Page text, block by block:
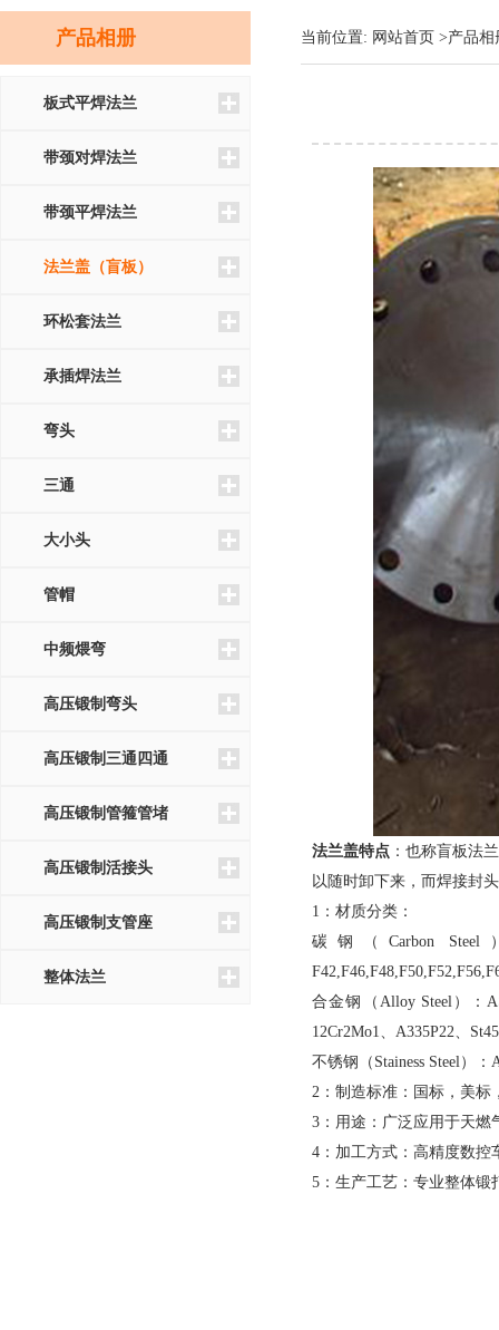
产品相册
板式平焊法兰
带颈对焊法兰
带颈平焊法兰
法兰盖（盲板）
环松套法兰
承插焊法兰
弯头
三通
大小头
管帽
中频煨弯
高压锻制弯头
高压锻制三通四通
高压锻制管箍管堵
高压锻制活接头
高压锻制支管座
整体法兰
当前位置: 网站首页 >产品相
法兰盖特点 ：也称盲板法
以随时卸下来，而焊接封
1：材质分类：
碳钢（Carbon Steel
合金钢（Alloy Steel）：
12Cr2Mo1、A335P22、
不锈钢（Stainess Steel）
2：制造标准：国标，美
3：用途：广泛应用于天
4：加工方式：高精度数
5：生产工艺：专业整体锻